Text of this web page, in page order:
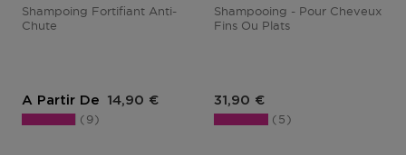
Shampoing Fortifiant Anti-
Chute
A Partir De Prix du produit
14,90 €
9
Shampooing - Pour Cheveux
Fins Ou Plats
Prix du produit
31,90 €
5